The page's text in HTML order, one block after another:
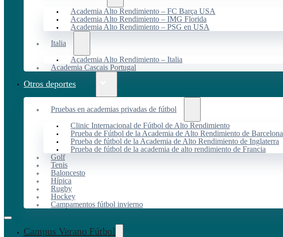
Academia Alto Rendimiento – FC Barça USA
Academia Alto Rendimiento – IMG Florida
Academia Alto Rendimiento – PSG en USA
Italia
Academia Alto Rendimiento – Italia
Academia Cascais Portugal
Otros deportes
Pruebas en academias privadas de fútbol
Clinic Internacional de Fútbol de Alto Rendimiento
Prueba de Fútbol de la Academia de Alto Rendimiento de Barcelona
Prueba de fútbol de la Academia de Alto Rendimiento de Inglaterra
Prueba de fútbol de la academia de alto rendimiento de Francia
Golf
Tenis
Baloncesto
Hípica
Rugby
Hockey
Campamentos fútbol invierno
Campus Verano Fútbol